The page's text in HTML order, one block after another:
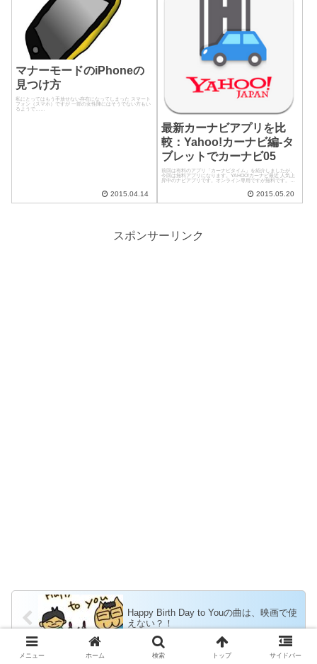
マナーモードのiPhoneの
見つけ方
私にとってはもう手放せない存在になってしまった スマート
フォン（スマホ）ですが 一部の女性陣にはそうでない方もい
るようで……
2015.04.14
最新カーナビアプリを比
較：Yahoo!カーナビ編-タ
ブレットでカーナビ05
前回は有料のアプリ「カーナビタイム」を紹介しましたが、
今回は無料アプリになります。YAHOO!カーナビ最近 人気上
昇中のナビアプリです。オンライン専用ですが無料です。動
2015.05.20
スポンサーリンク
Happy Birth Day to Youの曲は、映画で使
えない？！
メニュー ホーム 検索 トップ サイドバー